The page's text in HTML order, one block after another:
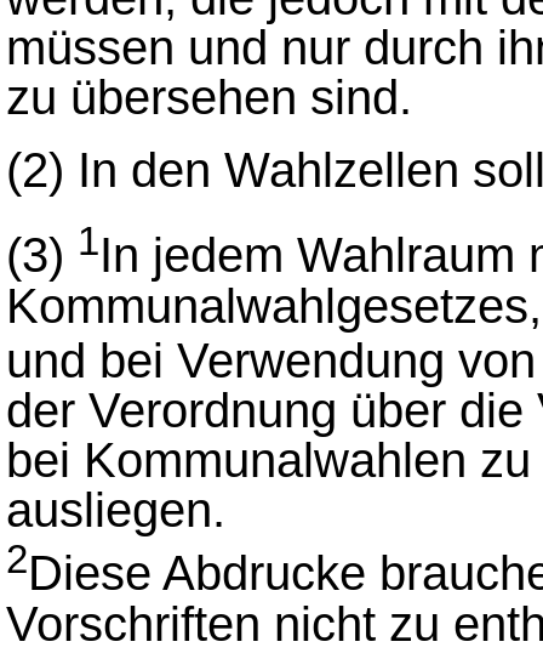
müssen und nur durch
zu übersehen sind.
(2) In den Wahlzellen
(3) 1In jedem Wahlraum
und bei Verwendung
der Verordnung über
bei Kommunalwahlen
ausliegen.
2Diese Abdrucke
Vorschriften nicht zu